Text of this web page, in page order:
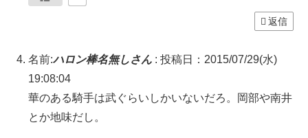
返信
名前:ハロン棒名無しさん : 投稿日：2015/07/29(水)
19:08:04
華のある騎手は武ぐらいしかいないだろ。岡部や南井
とか地味だし。